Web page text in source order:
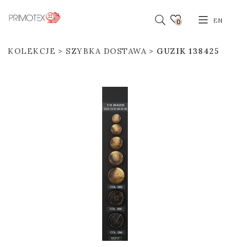
0 EN
KOLEKCJE SZYBKA DOSTAWA GUZIK 138425